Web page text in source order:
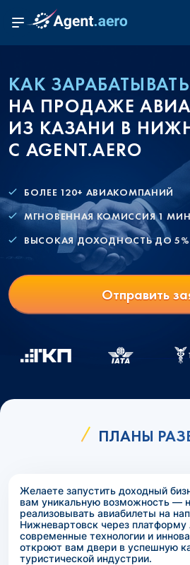
КАК ЗАРАБАТЫВАТЬ
НА ПРОДАЖЕ
ИЗ КАЗАНИ В
С AGENT.AERO
БОЛЕЕ 120+ АВИАКОМПАНИЙ
МГНОВЕННАЯ КОМИССИЯ 1
ВЫСОКАЯ ДОХОДНОСТЬ ДО 5%
Отправить
ПЛАНЫ
Желаете запустить доходный
вам уникальную возможность —
реализовывать авиабилеты на
Нижневартовск через
современные технологии и
откроют вам двери в успешную
туристической индустрии.